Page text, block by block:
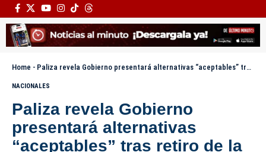
Home - Paliza revela Gobierno presentará alternativas “aceptables” tras retiro de la reforma
NACIONALES
Paliza revela Gobierno
presentará alternativas
“aceptables” tras retiro de la